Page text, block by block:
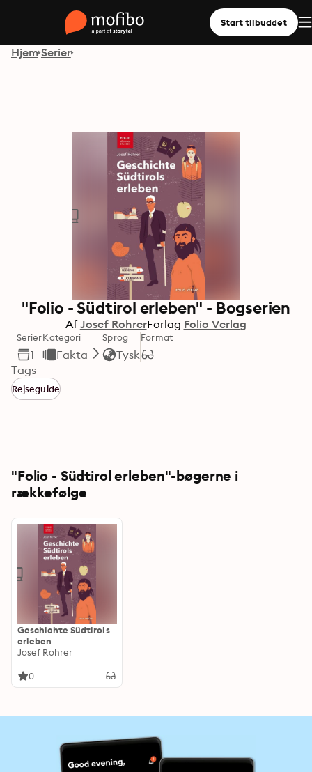
Start tilbuddet
Hjem Serier
"Folio - Südtirol erleben" - Bogserien
Af Josef RohrerForlag Folio Verlag
Serier
1
Kategori
Fakta
Sprog
Tysk
Format
Tags
Rejseguide
"Folio - Südtirol erleben"-bøgerne i
rækkefølge
Geschichte Südtirols
erleben
Josef Rohrer
0